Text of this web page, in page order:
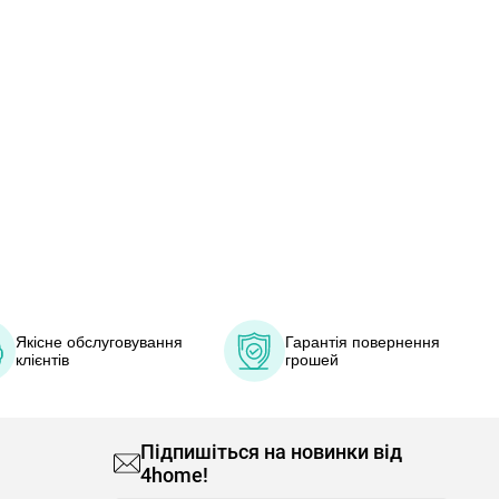
Якісне обслуговування
клієнтів
Гарантія повернення
грошей
Підпишіться на новинки від
4home!